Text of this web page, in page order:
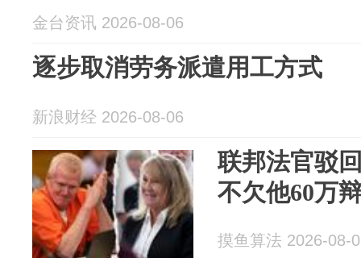
金台资讯 2026-08-06
逐步取消劳务派遣用工方式
新浪财经 2026-08-06
联邦法官驳
不欠他60万
摸鱼算法 2026-08-